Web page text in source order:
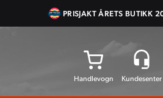
PRISJAKT ÅRETS BUTIKK